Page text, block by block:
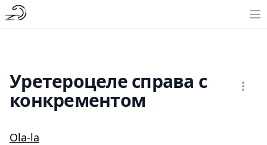
Уретероцеле справа с
конкрементом
Ola-la